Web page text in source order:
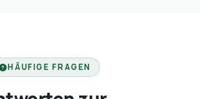
HÄUFIGE FRAGEN